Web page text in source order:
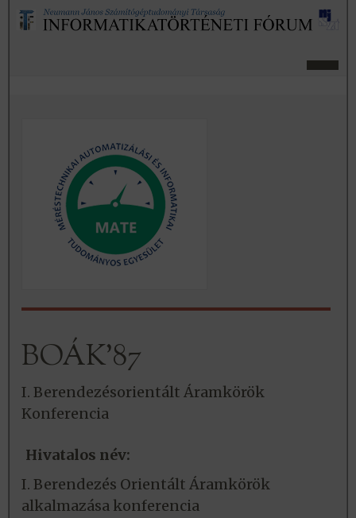
BOÁK’87
I. Berendezésorientált Áramkörök
Konferencia
Hivatalos név:
I. Berendezés Orientált Áramkörök
alkalmazása konferencia